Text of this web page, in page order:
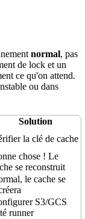
normal, pas
de lock et un
ce qu'on attend.
ou dans
Solution
la clé de cache
chose ! Le
se reconstruit
le cache se
S3/GCS
runner